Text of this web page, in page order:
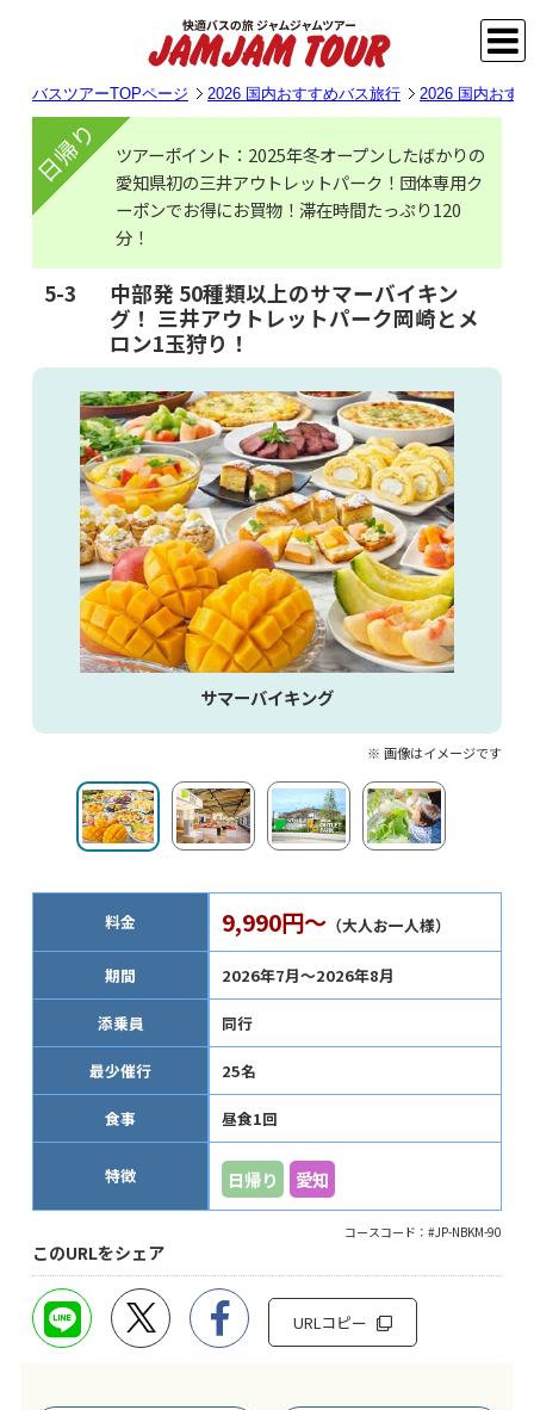
バスツアーTOPページ 2026 国内おすすめバス旅行 2026 国内おす
ツアーポイント：2025年冬オープンしたばかりの
愛知県初の三井アウトレットパーク！団体専用ク
ーポンでお得にお買物！滞在時間たっぷり120
分！
日帰り
5-3
中部発 50種類以上のサマーバイキン
グ！ 三井アウトレットパーク岡崎とメ
ロン1玉狩り！
サマーバイキング
※ 画像はイメージです
料金 9,990円～ （大人お一人様）
期間 2026年7月～2026年8月
添乗員 同行
最少催行 25名
食事 昼食1回
特徴 日帰り 愛知
コースコード：#JP-NBKM-90
このURLをシェア
URLコピー